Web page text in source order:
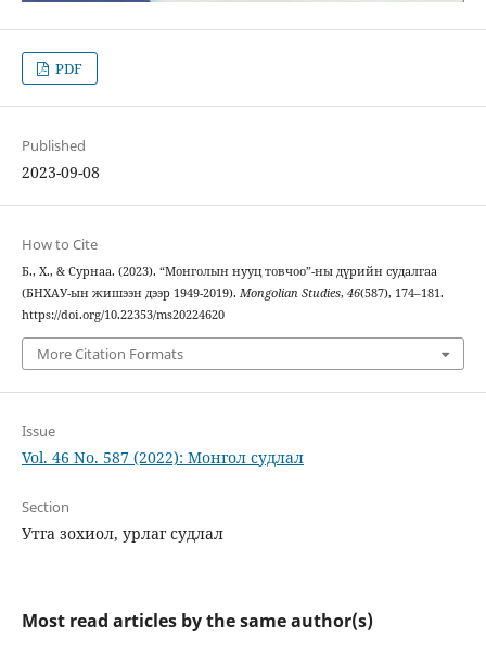
PDF
Published
2023-09-08
How to Cite
Б., Х., & Сурнаа. (2023). “Монголын нууц товчоо”-ны дүрийн судалгаа
(БНХАУ-ын жишээн дээр 1949-2019). Mongolian Studies, 46(587), 174–181.
https://doi.org/10.22353/ms20224620
More Citation Formats
Issue
Vol. 46 No. 587 (2022): Монгол судлал
Section
Утга зохиол, урлаг судлал
Most read articles by the same author(s)